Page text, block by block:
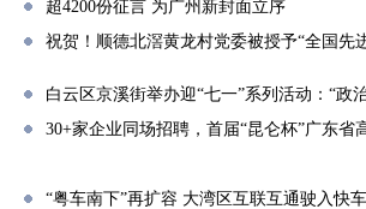
超4200份征言 为广州新封面立序
祝贺！顺德北滘黄龙村党委被授予“全国先
白云区京溪街举办迎“七一”系列活动：“政
30+家企业同场招聘，首届“昆仑杯”广东
“粤车南下”再扩容 大湾区互联互通驶入快